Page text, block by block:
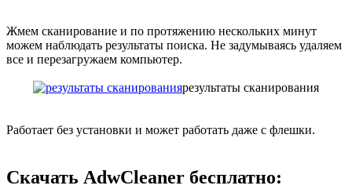
Жмем сканирование и по протяжению нескольких минут
можем наблюдать результаты поиска. Не задумываясь удаляем
все и перезагружаем компьютер.
результаты сканирования
Работает без установки и может работать даже с флешки.
Скачать AdwCleaner бесплатно: